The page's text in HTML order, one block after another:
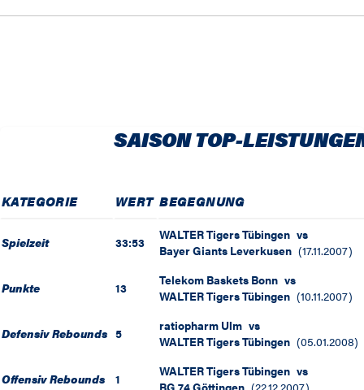
SAISON TOP-
KATEGORIE WERT BEGEGNUNG
Spielzeit 33:53 WALTER Tigers Tübingen vs
Bayer Giants Leverkusen (17.11.2007)
Punkte 13 Telekom Baskets Bonn vs
WALTER Tigers Tübingen (10.11.2007)
Defensiv Rebounds 5 ratiopharm Ulm vs
WALTER Tigers Tübingen (05.01.2008)
Offensiv Rebounds 1 WALTER Tigers Tübingen vs